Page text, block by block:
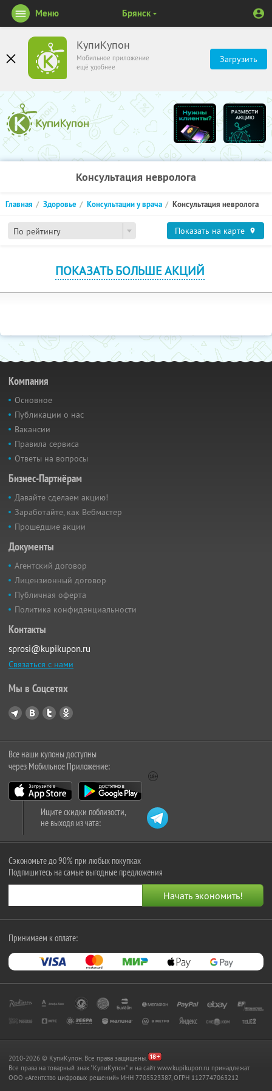
КупиКупон
Мобильное приложение
ещё удобнее
Загрузить
Меню Брянск
Консультация невролога
По рейтингу
Главная Здоровье Консультации у врача Консультация невролога
Показать на карте
ПОКАЗАТЬ БОЛЬШЕ АКЦИЙ
Компания
Основное
Публикации о нас
Вакансии
Правила сервиса
Ответы на вопросы
Бизнес-Партнёрам
Давайте сделаем акцию!
Заработайте, как Вебмастер
Прошедшие акции
Документы
Агентский договор
Лицензионный договор
Публичная оферта
Политика конфиденциальности
Контакты
sprosi@kupikupon.ru
Связаться с нами
Мы в Соцсетях
Все наши купоны доступны
через Мобильное Приложение:
Ищите скидки поблизости,
не выходя из чата:
Сэкономьте до 90% при любых покупках
Подпишитесь на самые выгодные предложения
Принимаем к оплате:
2010-2026 © КупиКупон. Все права защищены.
Все права на товарный знак "КупиКупон" и на сайт www.kupikupon.ru принадлежат
OOO «Агентство цифровых решений» ИНН 7705523387, ОГРН 1127747063212